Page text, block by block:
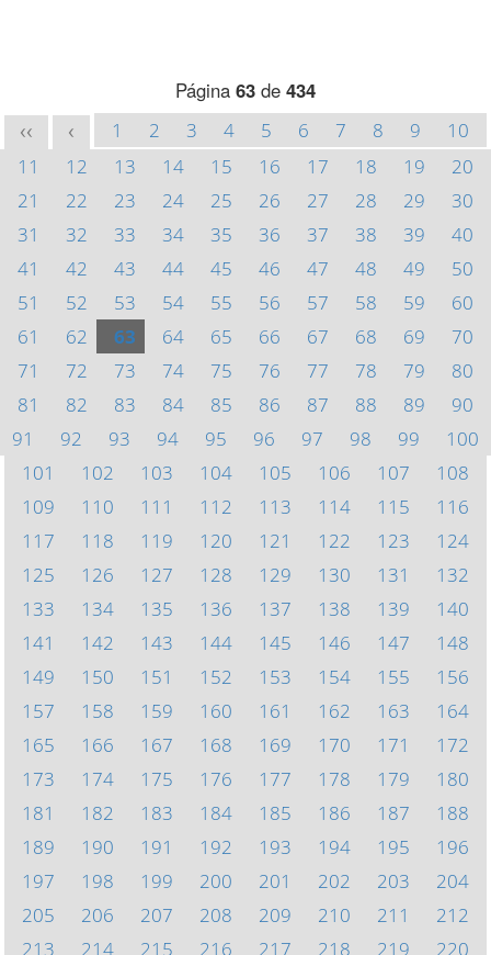
Página 63 de 434
<< < 1 2 3 4 5 6 7 8 9
10
11
12 13 14 15 16 17 18 19
20
21
22 23 24 25 26 27 28 29
30
31
32 33 34 35 36 37 38 39
40
41
42 43 44 45 46 47 48 49
50
51
52 53 54 55 56 57 58 59
60
61
62 63 64 65 66 67 68 69
70
71
72 73 74 75 76 77 78 79
80
81
82 83 84 85 86 87 88 89
90
91
92 93 94 95 96 97 98 99
100
101
102 103 104 105 106 107
108
109
110 111 112 113 114 115
116
117
118 119 120 121 122 123
124
125
126 127 128 129 130 131
132
133
134 135 136 137 138 139
140
141
142 143 144 145 146 147
148
149
150 151 152 153 154 155
156
157
158 159 160 161 162 163
164
165
166 167 168 169 170 171
172
173
174 175 176 177 178 179
180
181
182 183 184 185 186 187
188
189
190 191 192 193 194 195
196
197
198 199 200 201 202 203
204
205
206 207 208 209 210 211
212
213
214 215 216 217 218 219 220